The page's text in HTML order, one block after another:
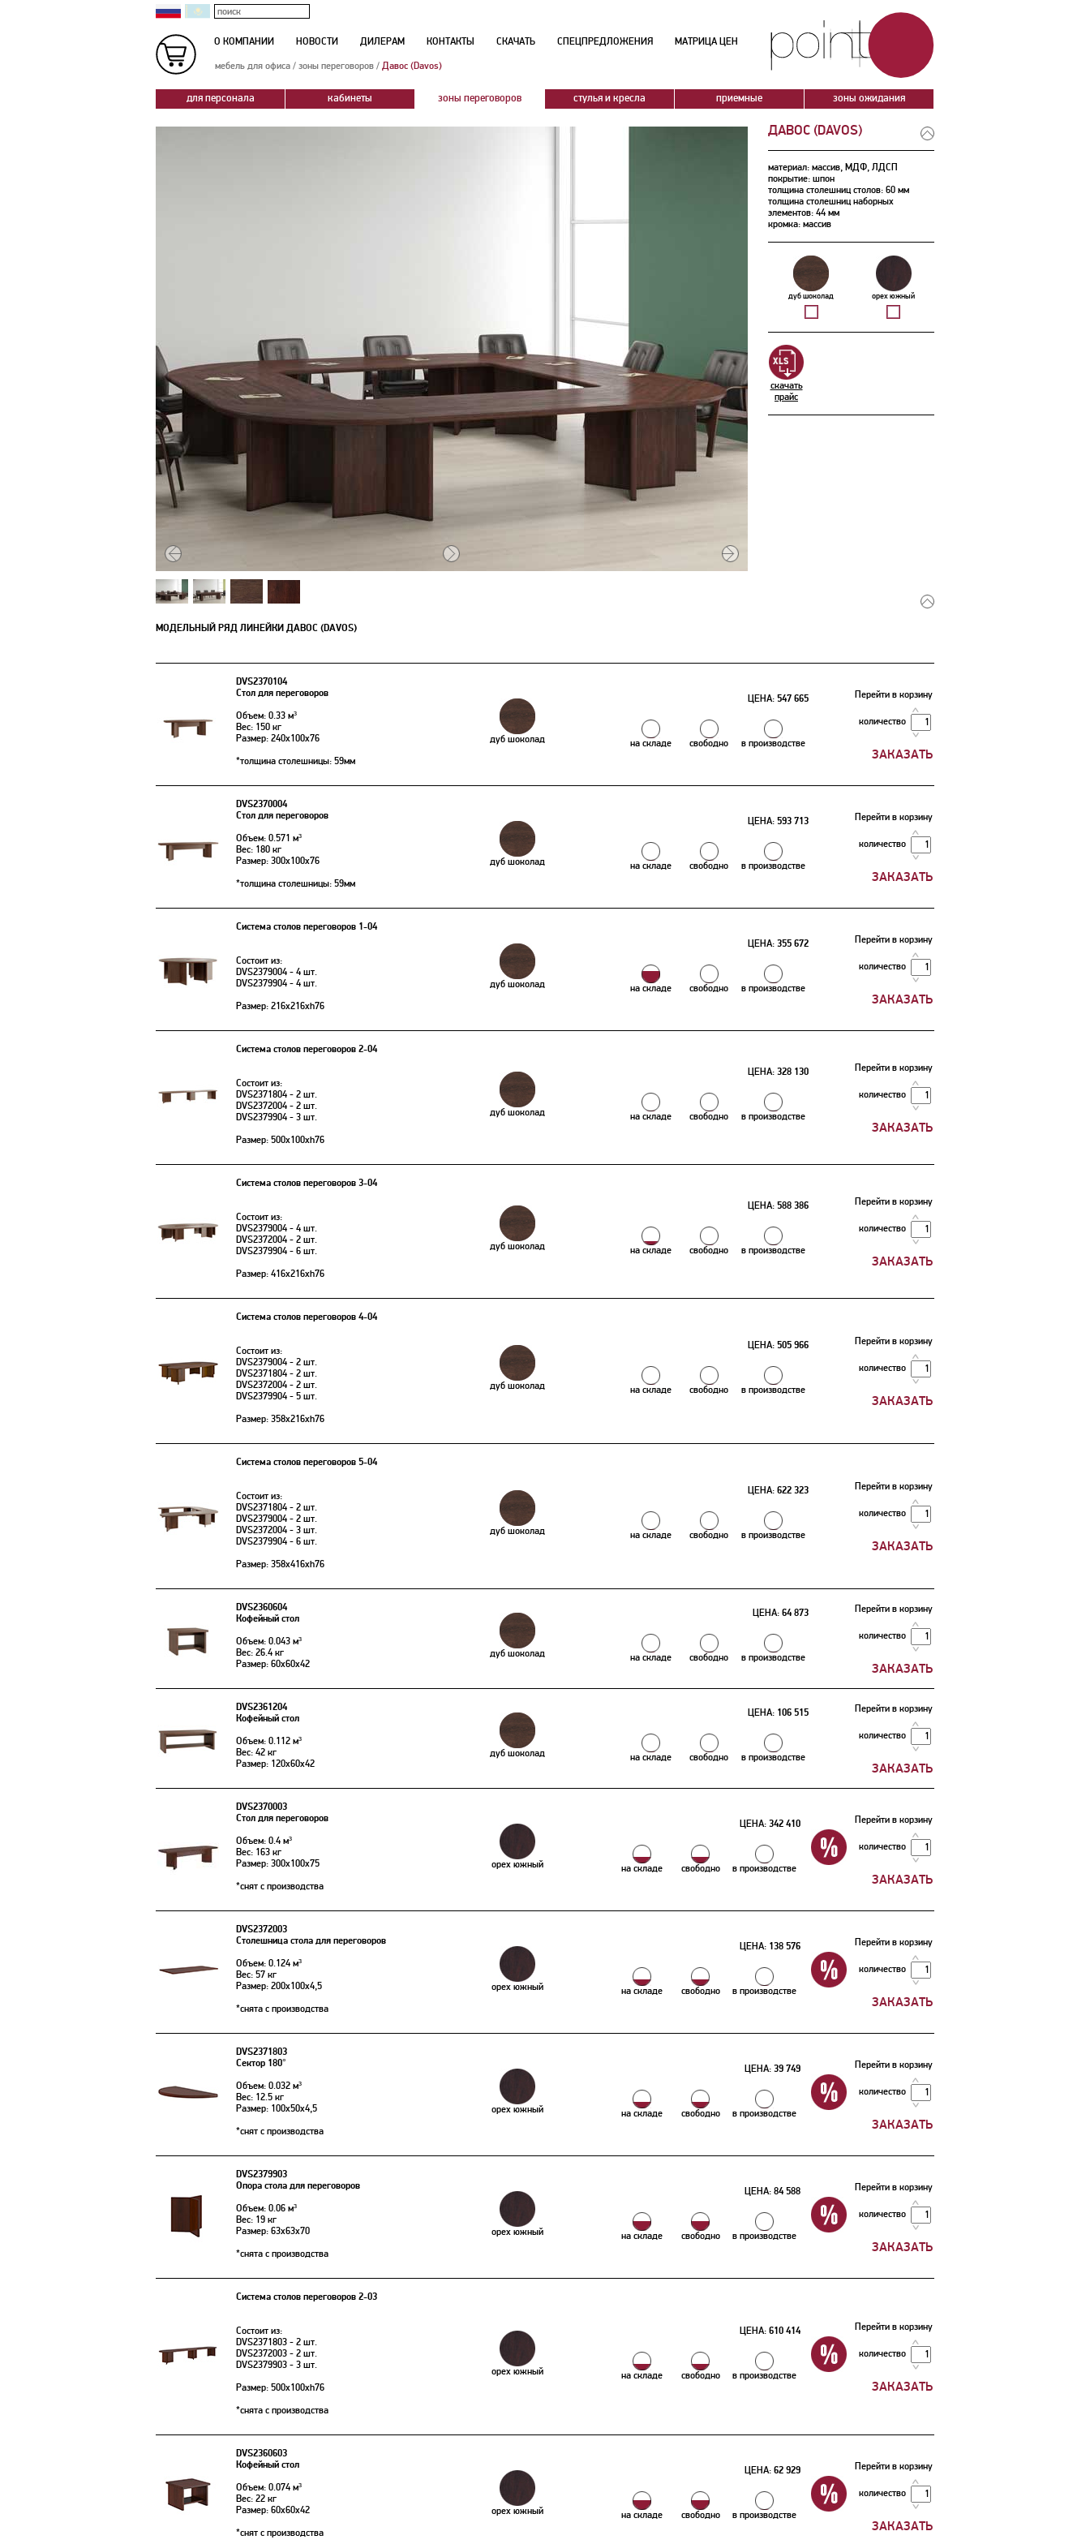
О КОМПАНИИ НОВОСТИ ДИЛЕРАМ КОНТАКТЫ СКАЧАТЬ СПЕЦПРЕДЛОЖЕНИЯ
МАТРИЦА ЦЕН
мебель для офиса / зоны переговоров / Давос (Davos)
для персонала кабинеты зоны переговоров стулья и кресла приемные зоны ожидания
ДАВОС (DAVOS)
материал: массив, МДФ, ЛДСП
покрытие: шпон
толщина столешниц столов: 60 мм
толщина столешниц наборных
элементов: 44 мм
кромка: массив
дуб шоколад орех южный
скачать
прайс
МОДЕЛЬНЫЙ РЯД ЛИНЕЙКИ ДАВОС (DAVOS)
DVS2370104
Стол для переговоров
Объем: 0.33 м³
Вес: 150 кг
Размер: 240x100x76
*толщина столешницы: 59мм
дуб шоколад
ЦЕНА: 547 665
на складе свободно в производстве
Перейти в корзину
количество
DVS2370004
Стол для переговоров
Объем: 0.571 м³
Вес: 180 кг
Размер: 300x100x76
*толщина столешницы: 59мм
дуб шоколад
ЦЕНА: 593 713
на складе свободно в производстве
Перейти в корзину
количество
Система столов переговоров 1-04
Состоит из:
DVS2379004 - 4 шт.
DVS2379904 - 4 шт.
Размер: 216х216xh76
дуб шоколад
ЦЕНА: 355 672
на складе свободно в производстве
Перейти в корзину
количество
Система столов переговоров 2-04
Состоит из:
DVS2371804 - 2 шт.
DVS2372004 - 2 шт.
DVS2379904 - 3 шт.
Размер: 500х100xh76
дуб шоколад
ЦЕНА: 328 130
на складе свободно в производстве
Перейти в корзину
количество
Система столов переговоров 3-04
Состоит из:
DVS2379004 - 4 шт.
DVS2372004 - 2 шт.
DVS2379904 - 6 шт.
Размер: 416х216xh76
дуб шоколад
ЦЕНА: 588 386
на складе свободно в производстве
Перейти в корзину
количество
Система столов переговоров 4-04
Состоит из:
DVS2379004 - 2 шт.
DVS2371804 - 2 шт.
DVS2372004 - 2 шт.
DVS2379904 - 5 шт.
Размер: 358х216xh76
дуб шоколад
ЦЕНА: 505 966
на складе свободно в производстве
Перейти в корзину
количество
Система столов переговоров 5-04
Состоит из:
DVS2371804 - 2 шт.
DVS2379004 - 2 шт.
DVS2372004 - 3 шт.
DVS2379904 - 6 шт.
Размер: 358х416xh76
дуб шоколад
ЦЕНА: 622 323
на складе свободно в производстве
Перейти в корзину
количество
DVS2360604
Кофейный стол
Объем: 0.043 м³
Вес: 26.4 кг
Размер: 60x60x42
дуб шоколад
ЦЕНА: 64 873
на складе свободно в производстве
Перейти в корзину
количество
DVS2361204
Кофейный стол
Объем: 0.112 м³
Вес: 42 кг
Размер: 120x60x42
дуб шоколад
ЦЕНА: 106 515
на складе свободно в производстве
Перейти в корзину
количество
DVS2370003
Стол для переговоров
Объем: 0.4 м³
Вес: 163 кг
Размер: 300x100x75
*снят с производства
орех южный
ЦЕНА: 342 410
на складе свободно в производстве
Перейти в корзину
количество
DVS2372003
Столешница стола для переговоров
Объем: 0.124 м³
Вес: 57 кг
Размер: 200x100x4,5
*снята с производства
орех южный
ЦЕНА: 138 576
на складе свободно в производстве
Перейти в корзину
количество
DVS2371803
Сектор 180°
Объем: 0.032 м³
Вес: 12.5 кг
Размер: 100x50x4,5
*снят с производства
орех южный
ЦЕНА: 39 749
на складе свободно в производстве
Перейти в корзину
количество
DVS2379903
Опора стола для переговоров
Объем: 0.06 м³
Вес: 19 кг
Размер: 63x63x70
*снята с производства
орех южный
ЦЕНА: 84 588
на складе свободно в производстве
Перейти в корзину
количество
Система столов переговоров 2-03
Состоит из:
DVS2371803 - 2 шт.
DVS2372003 - 2 шт.
DVS2379903 - 3 шт.
Размер: 500х100xh76
*снята с производства
орех южный
ЦЕНА: 610 414
на складе свободно в производстве
Перейти в корзину
количество
DVS2360603
Кофейный стол
Объем: 0.074 м³
Вес: 22 кг
Размер: 60x60x42
*снят с производства
орех южный
ЦЕНА: 62 929
на складе свободно в производстве
Перейти в корзину
количество